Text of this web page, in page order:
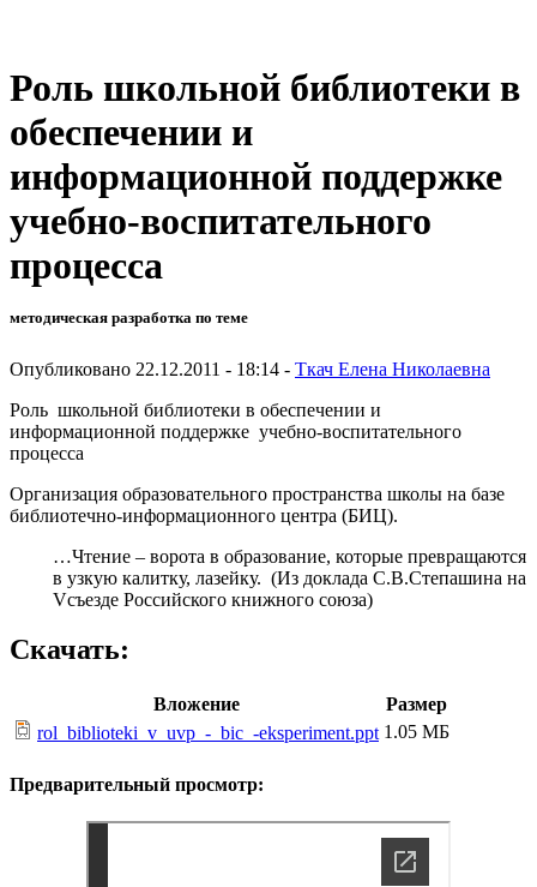
Роль школьной библиотеки в
обеспечении и
информационной поддержке
учебно-воспитательного
процесса
методическая разработка по теме
Опубликовано 22.12.2011 - 18:14 - Ткач Елена Николаевна
Роль школьной библиотеки в обеспечении и
информационной поддержке учебно-воспитательного
процесса
Организация образовательного пространства школы на базе
библиотечно-информационного центра (БИЦ).
…Чтение – ворота в образование, которые превращаются
в узкую калитку, лазейку. (Из доклада С.В.Степашина на
Vсъезде Российского книжного союза)
Скачать:
Вложение
Размер
rol_biblioteki_v_uvp_-_bic_-eksperiment.ppt 1.05 МБ
Предварительный просмотр: